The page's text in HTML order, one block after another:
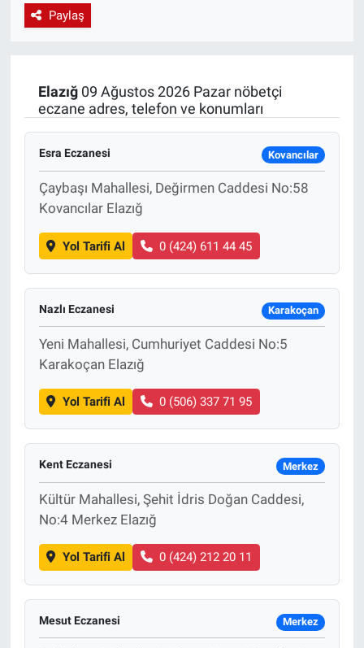
Paylaş
Elazığ09 Ağustos 2026 Pazar nöbetçi
eczane adres, telefon ve konumları
Esra Eczanesi Kovancılar
Çaybaşı Mahallesi, Değirmen Caddesi No:58
Kovancılar Elazığ
Yol Tarifi Al 0 (424) 611 44 45
Nazlı Eczanesi Karakoçan
Yeni Mahallesi, Cumhuriyet Caddesi No:5
Karakoçan Elazığ
Yol Tarifi Al 0 (506) 337 71 95
Kent Eczanesi Merkez
Kültür Mahallesi, Şehit İdris Doğan Caddesi,
No:4 Merkez Elazığ
Yol Tarifi Al 0 (424) 212 20 11
Mesut Eczanesi Merkez
EndüstriST
Endüstri 4.0 Uygulamaları
Ağır Sanayi Çözümleri